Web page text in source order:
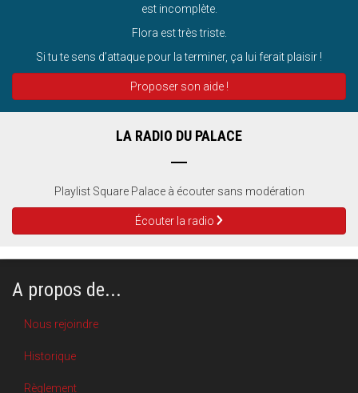
est incomplète.
Flora est très triste.
Si tu te sens d’attaque pour la terminer, ça lui ferait plaisir !
Proposer son aide !
LA RADIO DU PALACE
Playlist Square Palace à écouter sans modération
Écouter la radio
A propos de...
Nous rejoindre
Historique
Règlement